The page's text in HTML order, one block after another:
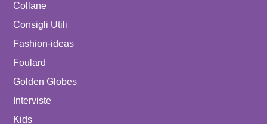
Collane
Consigli Utili
Fashion-ideas
Foulard
Golden Globes
Interviste
Kids